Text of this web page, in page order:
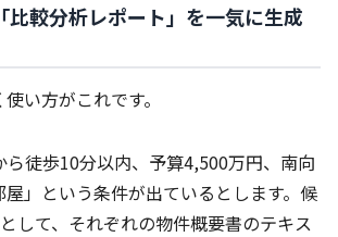
較分析レポート」を一気に生成
い方がこれです。
ら徒歩10分以内、予算4,500万円、南向
屋」という条件が出ているとします。候
して、それぞれの物件概要書のテキス